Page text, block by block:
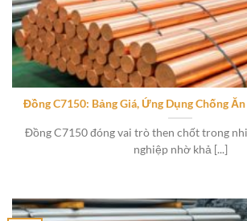
Đồng C7150: Bảng Giá, Ứng Dụng Chống
Đồng C7150 đóng vai trò then chốt trong
nghiệp nhờ khả [...]